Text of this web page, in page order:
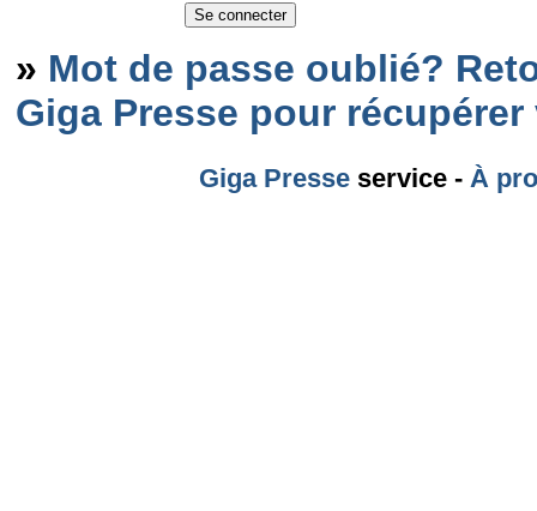
» Mot de passe oublié?
Giga Presse pour
Giga Presse service - À